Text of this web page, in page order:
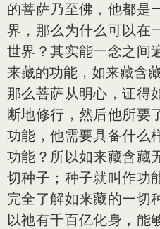
的菩萨乃至佛，他都是
界，那么为什么可以在
世界？其实能一念之间
来藏的功能，如来藏含
那么菩萨从明心，证得
断地修行，然后他所要
功能，他需要具备什么
功能？所以如来藏含藏
切种子；种子就叫作功
完全了解如来藏的一切
以祂有千百亿化身，能